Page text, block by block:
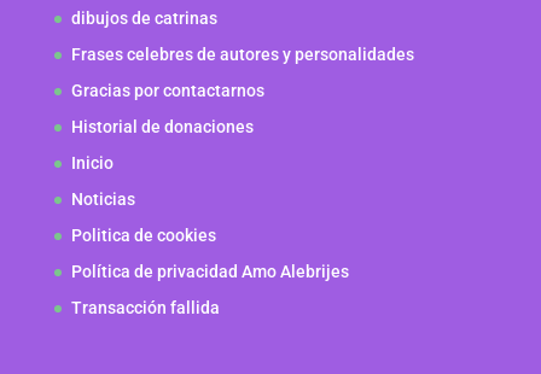
dibujos de catrinas
Frases celebres de autores y personalidades
Gracias por contactarnos
Historial de donaciones
Inicio
Noticias
Politica de cookies
Política de privacidad Amo Alebrijes
Transacción fallida